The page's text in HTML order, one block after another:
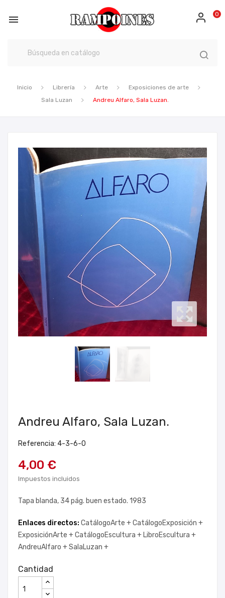
 0
Inicio Librería Arte
Exposiciones de arte
Sala Luzan
Andreu Alfaro, Sala Luzan.
Andreu Alfaro, Sala Luzan.
Referencia: 4-3-6-0
4,00 €
Impuestos incluidos
Tapa blanda, 34 pág. buen estado. 1983
Enlaces directos: CatálogoArte +CatálogoExposición +
ExposiciónArte +CatálogoEscultura + LibroEscultura +
AndreuAlfaro +SalaLuzan +
Cantidad